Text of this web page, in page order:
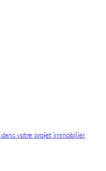
dans votre projet immobilier